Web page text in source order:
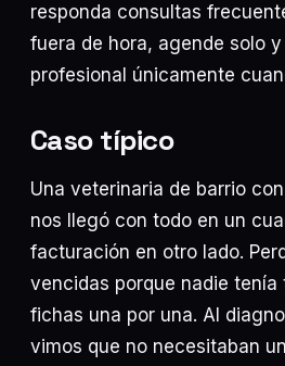
responda consultas
fuera de hora, agende solo y
profesional únicamente
Caso típico
Una veterinaria de barrio
nos llegó con todo en un
facturación en otro lado.
vencidas porque nadie tenía
fichas una por una. Al
vimos que no necesitaban